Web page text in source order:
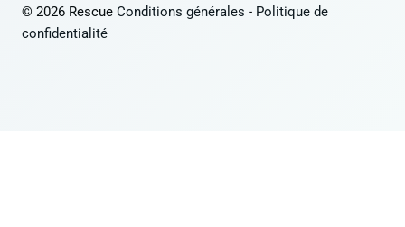
© 2026 Rescue Conditions générales - Politique de
confidentialité